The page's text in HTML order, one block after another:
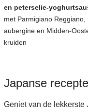
en peterselie-
met Parmigiano Reggiano,
aubergine en Midden-
kruiden
Japanse
Geniet van de lekkerste